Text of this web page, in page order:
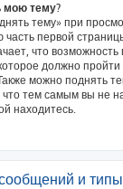
мою тему?
тему» при
часть первой
что
должно
можно поднять
что тем самым вы не
находитесь.
и